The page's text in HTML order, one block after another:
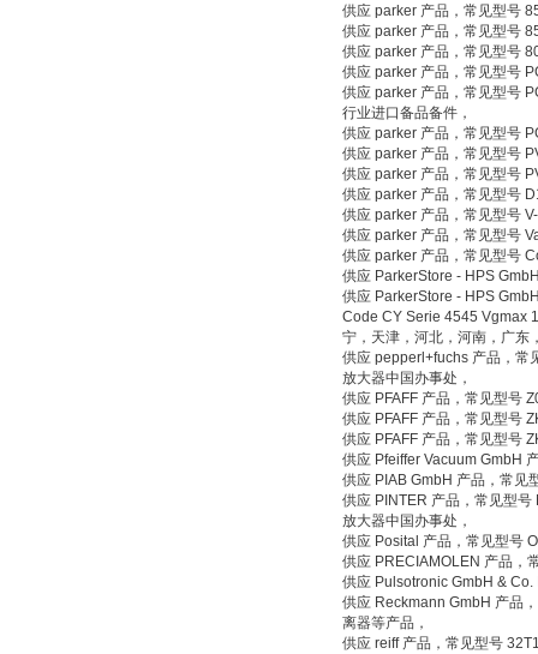
供应 parker 产品，常见型号
供应 parker 产品，常见型号
供应 parker 产品，常见型号
供应 parker 产品，常见型号
供应 parker 产品，常见型号
行业进口备品备件，
供应 parker 产品，常见型号
供应 parker 产品，常见型号
供应 parker 产品，常见型号
供应 parker 产品，常见型号
供应 parker 产品，常见型号
供应 parker 产品，常见型号
供应 parker 产品，常见型号
供应 ParkerStore - HPS
供应 ParkerStore - HPS
Code CY Serie 4545 Vgmax
宁，天津，河北，河南，广东
供应 pepperl+fuchs 产品，常
放大器中国办事处，
供应 PFAFF 产品，常见型号
供应 PFAFF 产品，常见型号
供应 PFAFF 产品，常见型号
供应 Pfeiffer Vacuum GmbH
供应 PIAB GmbH 产品，常见
供应 PINTER 产品，常见型
放大器中国办事处，
供应 Posital 产品，常见型号
供应 PRECIAMOLEN 产品，
供应 Pulsotronic GmbH &
供应 Reckmann GmbH 产品
离器等产品，
供应 reiff 产品，常见型号